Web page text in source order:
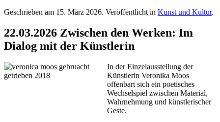
Geschrieben am 15. März 2026. Veröffentlicht in Kunst und Kultur.
22.03.2026 Zwischen den Werken: Im
Dialog mit der Künstlerin
In der Einzelausstellung der
Künstlerin Veronika Moos
offenbart sich ein poetisches
Wechselspiel zwischen Material,
Wahrnehmung und künstlerischer
Geste.